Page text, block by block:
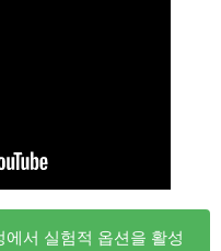
서 실험적 옵션을 활성